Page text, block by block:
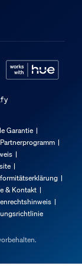
Garantie
Partnerprogramm
& Kontakt